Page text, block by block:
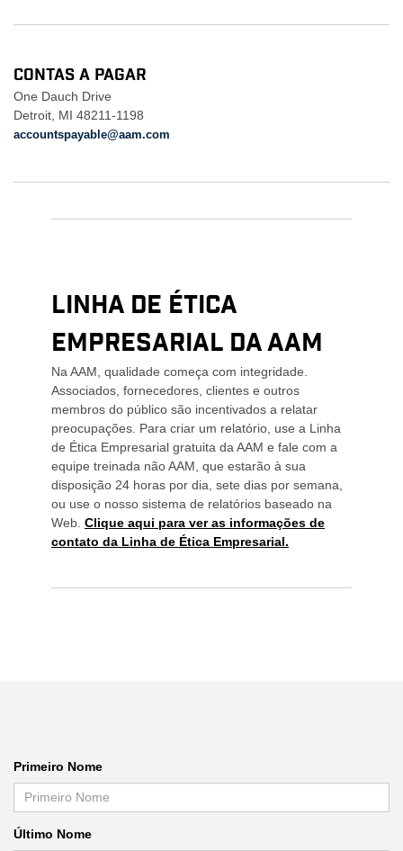
CONTAS A PAGAR
One Dauch Drive
Detroit, MI 48211-1198
accountspayable@aam.com
Linha de Ética
Empresarial da AAM
Na AAM, qualidade começa com integridade.
Associados, fornecedores, clientes e outros
membros do público são incentivados a relatar
preocupações. Para criar um relatório, use a Linha
de Ética Empresarial gratuita da AAM e fale com a
equipe treinada não AAM, que estarão à sua
disposição 24 horas por dia, sete dias por semana,
ou use o nosso sistema de relatórios baseado na
Web. Clique aqui para ver as informações de
contato da Linha de Ética Empresarial.
Primeiro Nome
Último Nome